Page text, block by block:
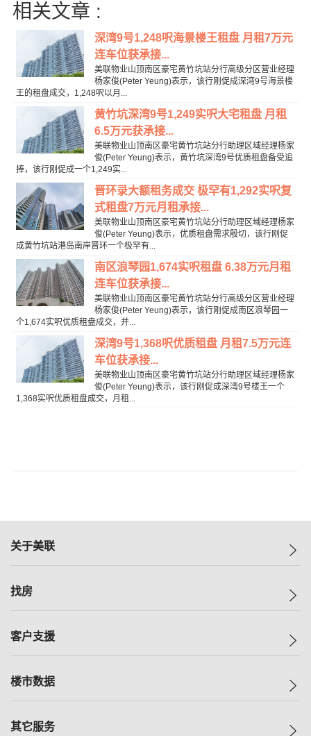
相关文章 :
深湾9号1,248呎海景楼王租盘 月租7万元
连车位获承接...
美联物业山顶南区豪宅黄竹坑站分行高级分区营业经理
杨家俊(Peter Yeung)表示，该行刚促成深湾9号海景楼
王的租盘成交，1,248呎以月...
黄竹坑深湾9号1,249实呎大宅租盘 月租
6.5万元获承接...
美联物业山顶南区豪宅黄竹坑站分行助理区域经理杨家
俊(Peter Yeung)表示，黄竹坑深湾9号优质租盘备受追
捧，该行刚促成一个1,249实...
晋环录大额租务成交 极罕有1,292实呎复
式租盘7万元月租承接...
美联物业山顶南区豪宅黄竹坑站分行助理区域经理杨家
俊(Peter Yeung)表示，优质租盘需求殷切，该行刚促
成黄竹坑站港岛南岸晋环一个极罕有...
南区浪琴园1,674实呎租盘 6.38万元月租
连车位获承接...
美联物业山顶南区豪宅黄竹坑站分行高级分区营业经理
杨家俊(Peter Yeung)表示，该行刚促成南区浪琴园一
个1,674实呎优质租盘成交，并...
深湾9号1,368呎优质租盘 月租7.5万元连
车位获承接...
美联物业山顶南区豪宅黄竹坑站分行助理区域经理杨家
俊(Peter Yeung)表示，该行刚促成深湾9号楼王一个
1,368实呎优质租盘成交，月租...
关于美联
美联集团
人才招募
找房
一手新房
减价
美联豪宅
客户支援
自助放盘
楼市数据
指数
其它服务